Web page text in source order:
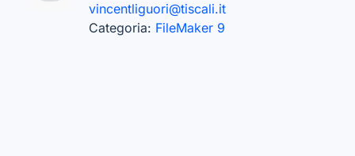
vincentliguori@tiscali.it
Categoria: FileMaker 9